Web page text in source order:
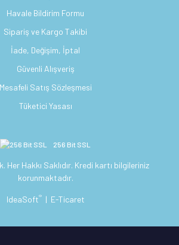
Havale Bildirim Formu
Sipariş ve Kargo Takibi
İade, Değişim, İptal
Güvenli Alışveriş
Mesafeli Satış Sözleşmesi
Tüketici Yasası
256 Bit SSL
Hakkı Saklıdır. Kredi kartı bilgileriniz
korunmaktadır.
IdeaSoft® | E-Ticaret